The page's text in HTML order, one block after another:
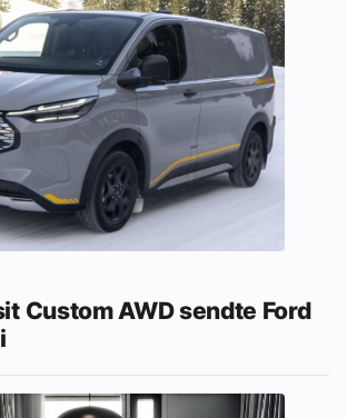
Custom AWD sendte Ford